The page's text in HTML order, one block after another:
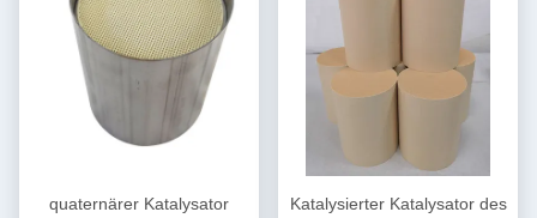
quaternärer Katalysator
Katalysierter Katalysator des